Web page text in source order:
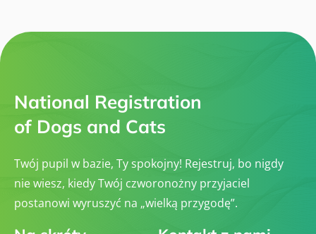
National Registration
of Dogs and Cats
Twój pupil w bazie, Ty spokojny! Rejestruj, bo nigdy
nie wiesz, kiedy Twój czworonożny przyjaciel
postanowi wyruszyć na „wielką przygodę”.